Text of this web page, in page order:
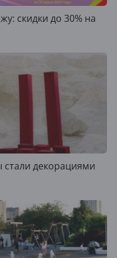
скидки до 30% на
декорациями